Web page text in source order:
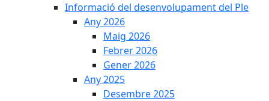
Informació del desenvolupament del Ple
Any 2026
Maig 2026
Febrer 2026
Gener 2026
Any 2025
Desembre 2025